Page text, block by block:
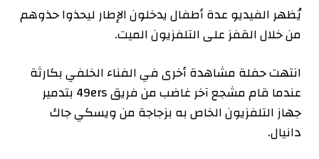
يُظهر الفيديو عدة أطفال يدخلون الإطار ليحذوا حذوهم
من خلال القفز على التلفزيون الميت.
انتهت حفلة مشاهدة أخرى في الفناء الخلفي بكارثة
عندما قام مشجع آخر غاضب من فريق 49ers بتدمير
جهاز التلفزيون الخاص به بزجاجة من ويسكي جاك
دانيال.